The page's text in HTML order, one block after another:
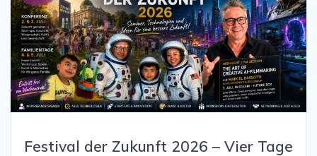
Festival der Zukunft 2026 – Vier Tage